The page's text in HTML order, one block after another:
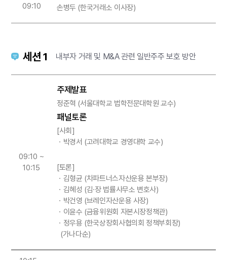
09:10
손병두 (한국거래소 이사장)
세션 1 내부자 거래 및 M&A 관련 일반주주 보호 방안
09:10 ~
10:15
주제발표
정준혁 (서울대학교 법학전문대학원 교수)
패널토론
[사회]
ㆍ박경서 (고려대학교 경영대학 교수)
[토론]
ㆍ김형균 (차파트너스자산운용 본부장)
ㆍ김혜성 (김·장 법률사무소 변호사)
ㆍ박건영 (브레인자산운용 사장)
ㆍ이윤수 (금융위원회 자본시장정책관)
ㆍ정우용 (한국상장회사협의회 정책부회장)
(가나다순)